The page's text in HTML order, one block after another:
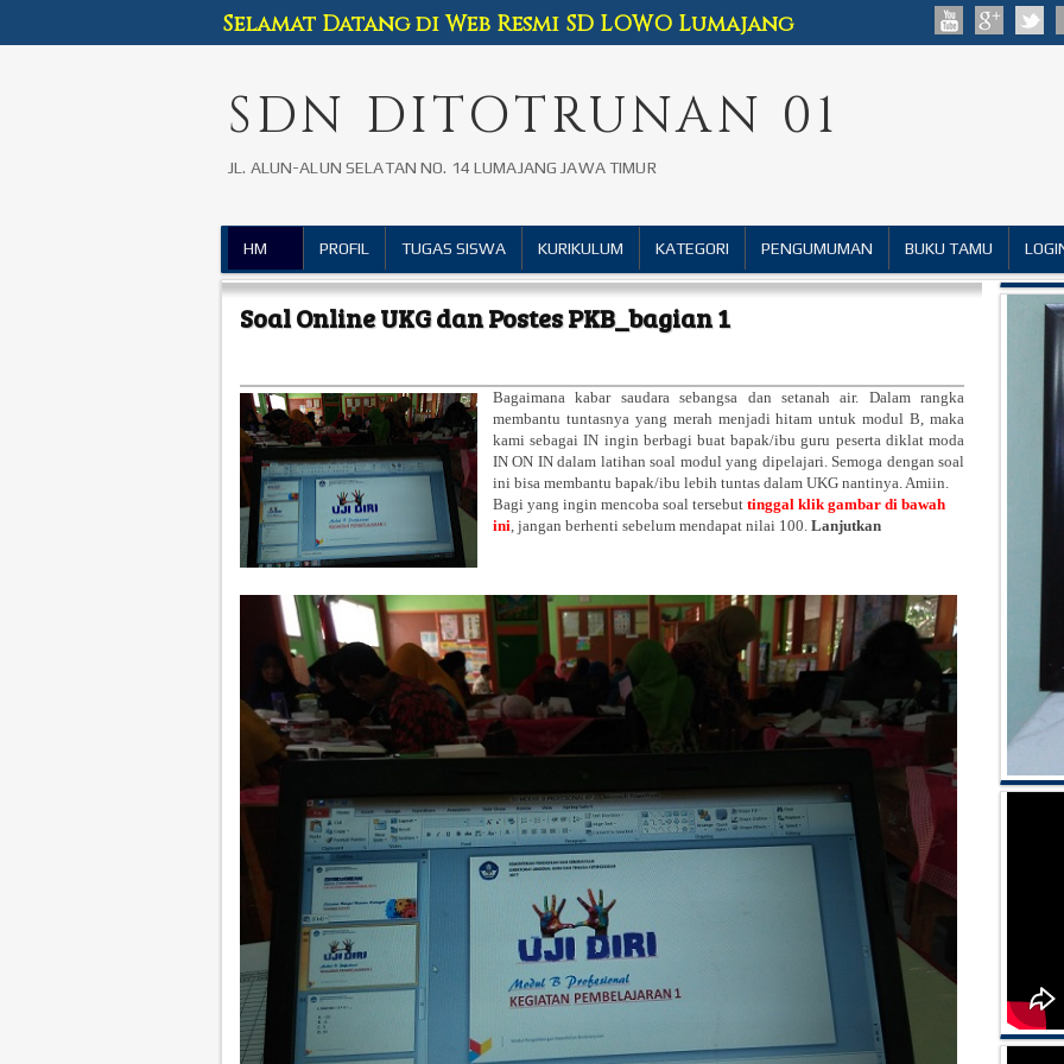
SDN DITOTRUNAN 01
JL. ALUN-ALUN SELATAN NO. 14 LUMAJANG JAWA TIMUR
Selamat Datang di Web Resmi SD LOWO Lumajang
HM PROFIL TUGAS SISWA KURIKULUM KATEGORI PENGUMUMAN BUKU TAMU
Soal Online UKG dan Postes PKB_bagian 1
Bagaimana kabar saudara sebangsa dan setanah air. Dalam rangka
membantu tuntasnya yang merah menjadi hitam untuk modul B, maka
kami sebagai IN ingin berbagi buat bapak/ibu guru peserta diklat moda
IN ON IN dalam latihan soal modul yang dipelajari. Semoga dengan soal
ini bisa membantu bapak/ibu lebih tuntas dalam UKG nantinya. Amiin.
Bagi yang ingin mencoba soal tersebut tinggal klik gambar di bawah
ini , jangan berhenti sebelum mendapat nilai 100. Lanjutkan